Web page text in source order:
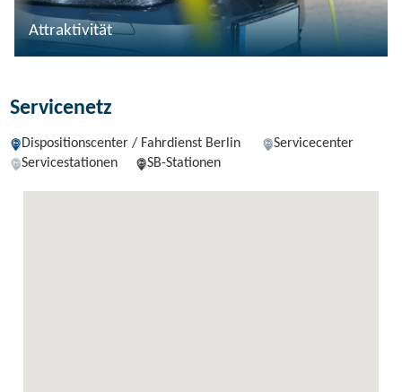
Attraktivität
Servicenetz
Dispositionscenter / Fahrdienst Berlin
Servicecenter
Servicestationen
SB-Stationen